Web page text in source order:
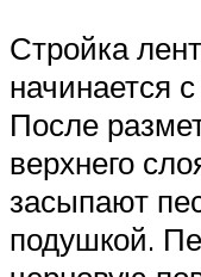
Стройка
начинается
После
верхнего
засыпают
подушкой.